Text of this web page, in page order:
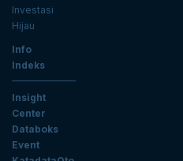
Investasi
Hijau
Info
Indeks
Insight
Center
Databoks
Event